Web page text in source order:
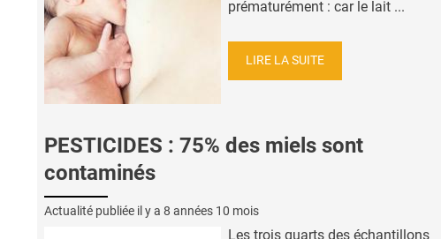
prématurément : car le lait ...
LIRE LA SUITE
PESTICIDES : 75% des miels sont
contaminés
Actualité publiée il y a 8 années 10 mois
Les trois quarts des échantillons